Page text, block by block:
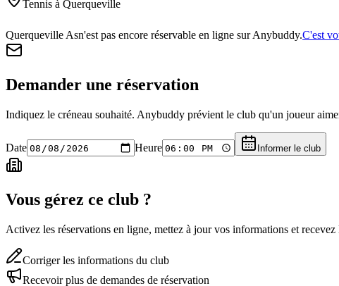
Tennis à Querqueville
Querqueville Asn'est pas encore réservable en ligne sur Anybuddy.C'est
Demander une réservation
Indiquez le créneau souhaité. Anybuddy prévient le club qu'un joueur
Date Heure Informer le club
Vous gérez ce club ?
Activez les réservations en ligne, mettez à jour vos informations et
Corriger les informations du club
Recevoir plus de demandes de réservation